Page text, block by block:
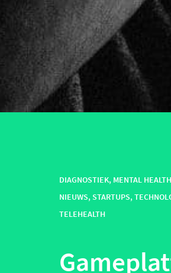
DIAGNOSTIEK, MENTAL HEALTH
NIEUWS,STARTUPS,
TELEHEALTH